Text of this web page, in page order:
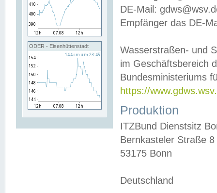
ODER - Eisenhüttenstadt
DE-Mail:
Empfänger das DE-
Wasserstraßen- und
im Geschäftsbereich
Bundesministeriums
https://
Produktion
ITZBund Dienstsitz
Bernkasteler Straße 8
53175 Bonn
Deutschland